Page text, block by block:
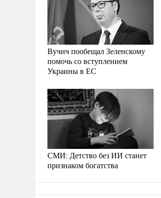
Вучич пообещал Зеленскому
помочь со вступлением
Украины в ЕС
СМИ: Детство без ИИ станет
признаком богатства